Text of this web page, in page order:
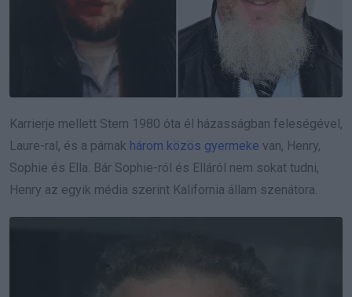
Karrierje mellett Stern 1980 óta él házasságban feleségével,
Laure-ral, és a párnak három közös gyermeke van, Henry,
Sophie és Ella. Bár Sophie-ról és Elláról nem sokat tudni,
Henry az egyik média szerint Kalifornia állam szenátora.